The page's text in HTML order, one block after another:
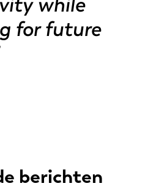
for future
berichten